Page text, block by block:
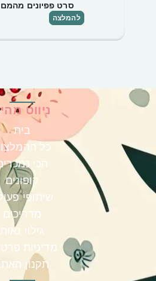
סרט פפיונים
להמלצה
ניווט
בית
כל
הכי
קופונים
שיתופי
מדריכים
גילוי נאות
מדיניות
תקנון